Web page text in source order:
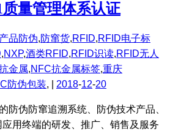
量管理体系认证
产品防伪,防窜货,RFID,RFID电子标
,NXP,酒类RFID,RFID识读,RFID无人
金属,NFC抗金属标签,重庆
防伪包装, | 2018-12-20
防伪防窜追溯系统、防伪技术产品、
用终端的研发、推广、销售及服务